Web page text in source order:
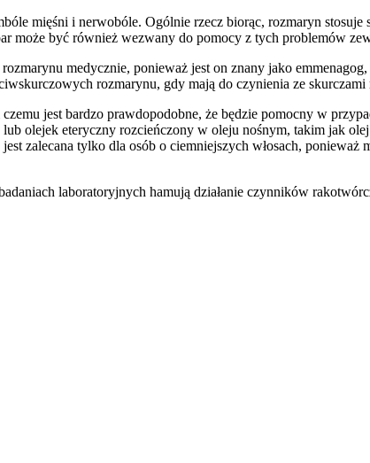
mięśni i nerwobóle. Ogólnie rzecz biorąc, rozmaryn
może być również wezwany do pomocy z tych problemów
medycznie, ponieważ jest on znany jako
rozmarynu, gdy mają do czynienia ze
jest bardzo prawdopodobne, że będzie pomocny w
olejek eteryczny rozcieńczony w oleju nośnym, takim jak
zalecana tylko dla osób o ciemniejszych włosach,
laboratoryjnych hamują działanie czynników